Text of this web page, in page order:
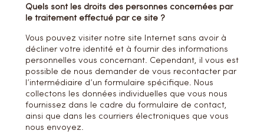
Quels sont les droits des personnes concernées par
le traitement effectué par ce site ?
Vous pouvez visiter notre site Internet sans avoir à
décliner votre identité et à fournir des informations
personnelles vous concernant. Cependant, il vous est
possible de nous demander de vous recontacter par
l’intermédiaire d’un formulaire spécifique. Nous
collectons les données individuelles que vous nous
fournissez dans le cadre du formulaire de contact,
ainsi que dans les courriers électroniques que vous
nous envoyez.